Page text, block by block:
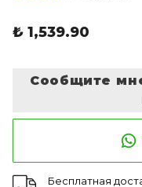
₺ 1,539.90
Сообщите
Бесплатная